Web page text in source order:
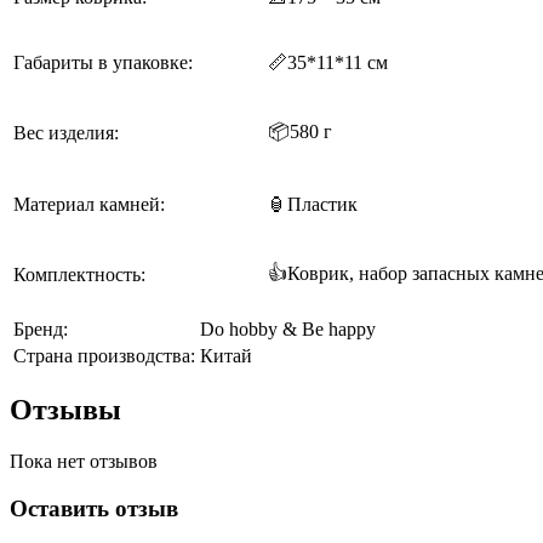
Габариты в упаковке: 📏35*11*11 см
Вес изделия: 📦580 г
Материал камней: 🏮 Пластик
Комплектность: 👍Коврик, набор запасных
Бренд:
Do hobby & Be happy
Страна производства: Китай
Отзывы
Пока нет отзывов
Оставить отзыв